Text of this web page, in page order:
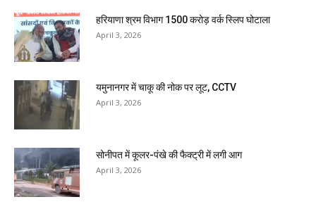
हरियाणा श्रम विभाग 1500 करोड़ वर्क स्लिप घोटाला
April 3, 2026
यमुनानगर में चाकू की नोक पर लूट, CCTV
April 3, 2026
सोनीपत में कूलर-पंखे की फैक्ट्री में लगी आग
April 3, 2026